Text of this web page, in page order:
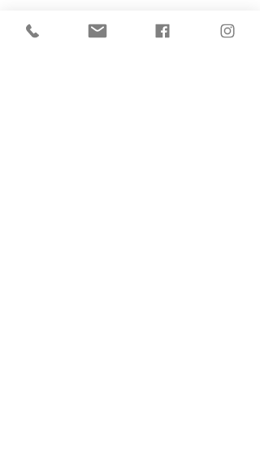
Options et accompagnements
supplémentaires